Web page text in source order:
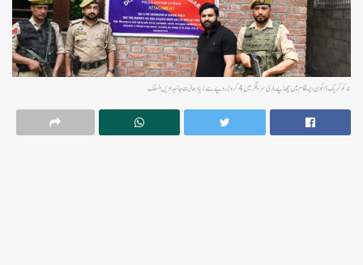
نارکو کریک ڈائون، پہلگام میں چھاپے ماری سرینگر میں 4 کروڑ روپے سے زیادہ مالیت جائیدادیں منسلک